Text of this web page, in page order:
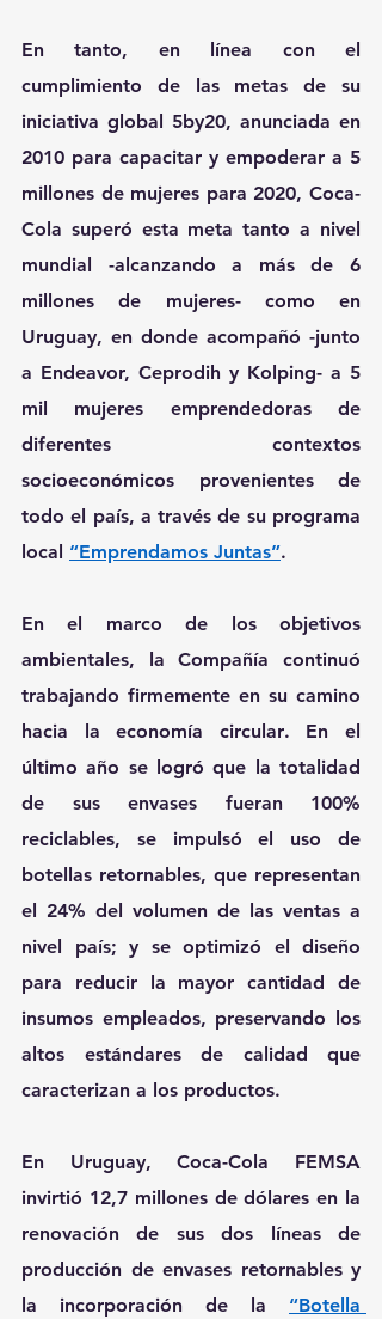
En tanto, en línea con el
cumplimiento de las metas de su
iniciativa global 5by20, anunciada en
2010 para capacitar y empoderar a 5
millones de mujeres para 2020, Coca-
Cola superó esta meta tanto a nivel
mundial -alcanzando a más de 6
millones de mujeres- como en
Uruguay, en donde acompañó -junto
a Endeavor, Ceprodih y Kolping- a 5
mil mujeres emprendedoras de
diferentes contextos
socioeconómicos provenientes de
todo el país, a través de su programa
local “Emprendamos Juntas”.
En el marco de los objetivos
ambientales, la Compañía continuó
trabajando firmemente en su camino
hacia la economía circular. En el
último año se logró que la totalidad
de sus envases fueran 100%
reciclables, se impulsó el uso de
botellas retornables, que representan
el 24% del volumen de las ventas a
nivel país; y se optimizó el diseño
para reducir la mayor cantidad de
insumos empleados, preservando los
altos estándares de calidad que
caracterizan a los productos.
En Uruguay, Coca-Cola FEMSA
invirtió 12,7 millones de dólares en la
renovación de sus dos líneas de
producción de envases retornables y
la incorporación de la “Botella